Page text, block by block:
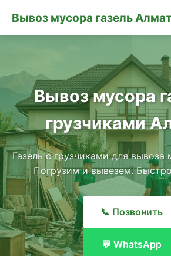
Вывоз мусора газель
Вывоз мусора
грузчиками
Газель с грузчиками для
Погрузим и вывезем.
📞 Позвонить
💬 WhatsApp